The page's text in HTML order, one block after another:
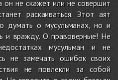
он не скажет или не совершит
раскаиваться. Этот аят
думать о мусульманах, но и
и вражду. О правоверные! Не
мусульман и не
не замечать ошибок своих
не повлекли за собой